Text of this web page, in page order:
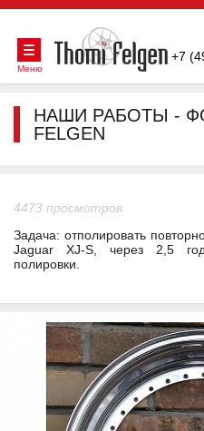
+7
Меню
НАШИ РАБОТЫ -
FELGEN
4473 просмотров
Задача: отполировать
Jaguar XJ-S, через 2,5
полировки.